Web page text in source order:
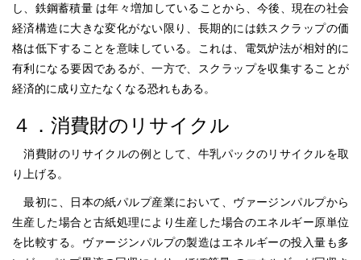
し、鉄鋼蓄積量 は年々増加していることから、今後、現在の社会
経済構造に大きな変化がない限り、長期的には鉄スクラップの価
格は低下することを意味している。これは、電気炉法が相対的に
有利になる要因であるが、一方で、スクラップを収集することが
経済的に成り立たなくなる恐れもある。
４．消費財のリサイクル
消費財のリサイクルの例として、牛乳パックのリサイクルを取
り上げる。
最初に、日本の紙パルプ産業において、ヴァージンパルプから
生産した場合と古紙処理により生産した場合のエネルギー原単位
を比較する。ヴァージンパルプの製造はエネルギーの投入量も多